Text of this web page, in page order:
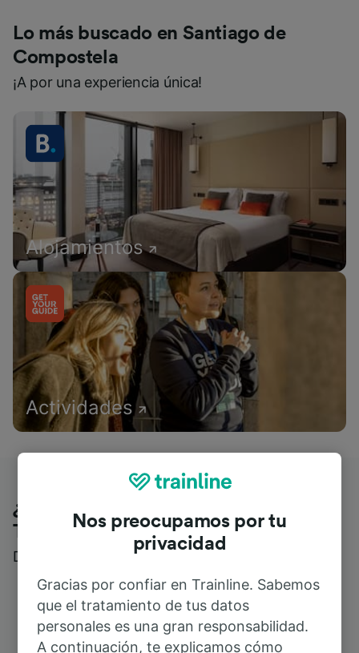
Lo más buscado en Santiago de
Compostela
¡A por una experiencia única!
Alojamientos
Actividades
¿Qué piensan nuestros clientes de
Trainline?
Descubre reseñas reales de nuestros viajeros
Nos preocupamos por tu
privacidad
Gracias por confiar en Trainline. Sabemos
que el tratamiento de tus datos
personales es una gran responsabilidad.
A continuación, te explicamos cómo